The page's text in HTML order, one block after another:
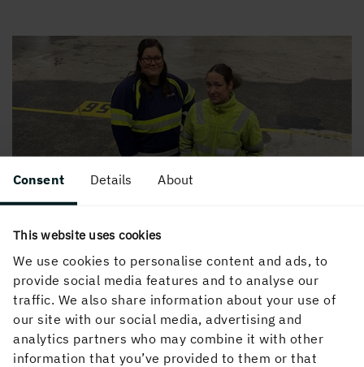
Consent Details About
This website uses cookies
We use cookies to personalise content and ads, to
provide social media features and to analyse our
traffic. We also share information about your use of
our site with our social media, advertising and
analytics partners who may combine it with other
information that you’ve provided to them or that
jobbet"
Läs bloggen med Lizette och Beatrice och få en glimt av